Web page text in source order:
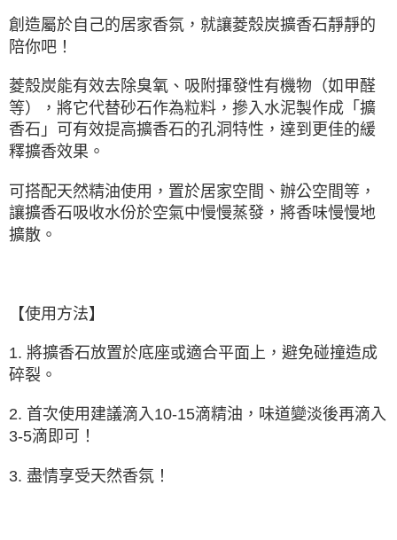
創造屬於自己的居家香氛，就讓菱殼炭擴香石靜靜的
陪你吧！
菱殼炭能有效去除臭氧、吸附揮發性有機物（如甲醛
等），將它代替砂石作為粒料，摻入水泥製作成「擴
香石」可有效提高擴香石的孔洞特性，達到更佳的緩
釋擴香效果。
可搭配天然精油使用，置於居家空間、辦公空間等，
讓擴香石吸收水份於空氣中慢慢蒸發，將香味慢慢地
擴散。
【使用方法】
1. 將擴香石放置於底座或適合平面上，避免碰撞造成
碎裂。
2. 首次使用建議滴入10-15滴精油，味道變淡後再滴入
3-5滴即可！
3. 盡情享受天然香氛！